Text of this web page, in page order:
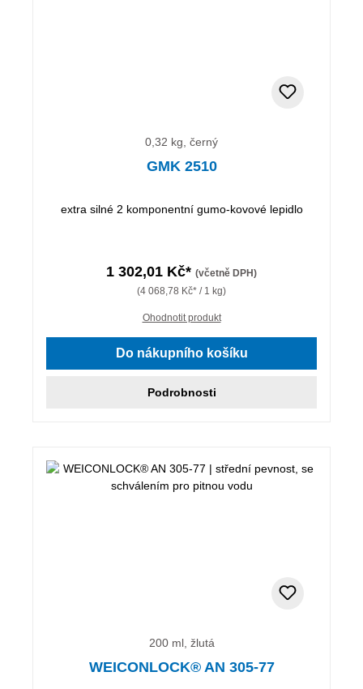
0,32 kg, černý
GMK 2510
extra silné 2 komponentní gumo-kovové lepidlo
1 302,01 Kč* (včetně DPH)
(4 068,78 Kč* / 1 kg)
Ohodnotit produkt
Do nákupního košíku
Podrobnosti
200 ml, žlutá
WEICONLOCK® AN 305-77